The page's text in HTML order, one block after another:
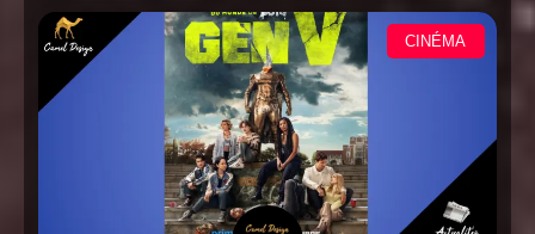
CINÉMA